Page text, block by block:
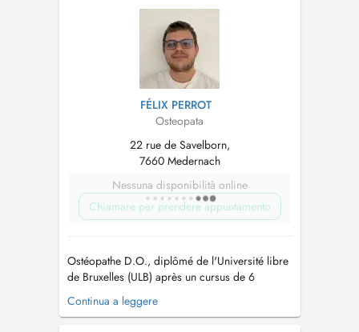
Mon approche est globale et centrée sur la
personne, avec des traitements person...
FÉLIX PERROT
Osteopata
22 rue de Savelborn,
7660 Medernach
Nessuna disponibilità online
Chiamare per prendere appuntamento
Ostéopathe D.O., diplômé de l'Université libre
de Bruxelles (ULB) après un cursus de 6
années, je prends en charge les adultes
souffrant de douleurs musculo-squelettiques et
Continua a leggere